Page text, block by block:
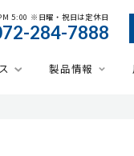
5:00 ※日曜・祝日は定休日
284-7888
製品情報